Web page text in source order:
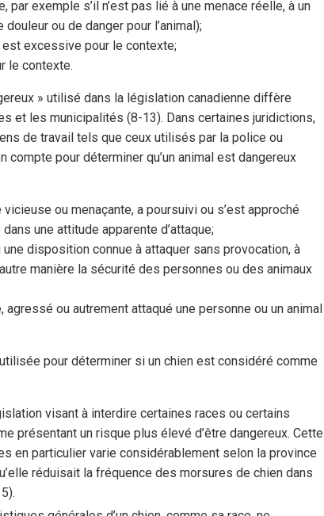
exemple s’il n’est pas lié à une menace réelle, à un
ou de danger pour l’animal);
excessive pour le contexte;
le contexte.
» utilisé dans la législation canadienne diffère
et les municipalités (8-13). Dans certaines juridictions,
de travail tels que ceux utilisés par la police ou
compte pour déterminer qu’un animal est dangereux
vicieuse ou menaçante, a poursuivi ou s’est approché
une attitude apparente d’attaque;
une disposition connue à attaquer sans provocation, à
manière la sécurité des personnes ou des animaux
agressé ou autrement attaqué une personne ou un animal
pour déterminer si un chien est considéré comme
visant à interdire certaines races ou certains
présentant un risque plus élevé d’être dangereux. Cette
en particulier varie considérablement selon la province
réduisait la fréquence des morsures de chien dans